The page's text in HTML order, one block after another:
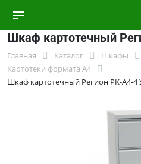
Шкаф картотечный
Главная Каталог Шкафы
Картотеки формата А4
Шкаф картотечный Регион РК-А4-